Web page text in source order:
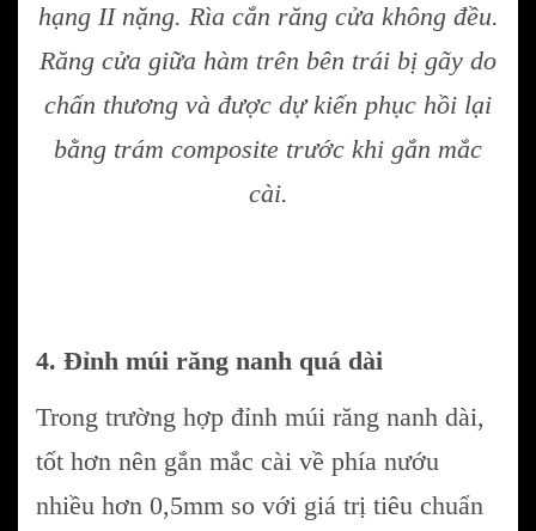
hạng II nặng. Rìa cắn răng cửa không đều.
Răng cửa giữa hàm trên bên trái bị gãy do
chấn thương và được dự kiến phục hồi lại
bằng trám composite trước khi gắn mắc
cài.
4. Đỉnh múi răng nanh quá dài
Trong trường hợp đỉnh múi răng nanh dài,
tốt hơn nên gắn mắc cài về phía nướu
nhiều hơn 0,5mm so với giá trị tiêu chuẩn